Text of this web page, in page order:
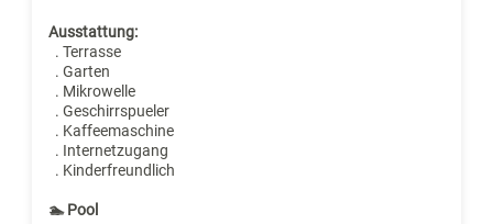
Ausstattung:
. Terrasse
. Garten
. Mikrowelle
. Geschirrspueler
. Kaffeemaschine
. Internetzugang
. Kinderfreundlich
🏊 Pool